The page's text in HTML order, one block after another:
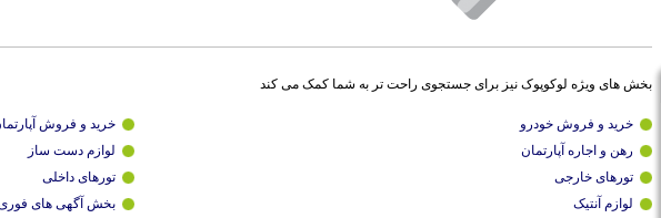
بخش های ویژه لوکوپوک نیز برای جستجوی راحت تر به شما کمک می کند
خرید و فروش خودرو
خرید و فروش
رهن و اجاره آپارتمان
لوازم دست ساز
تورهای خارجی
تورهای داخلی
لوازم آنتیک
بخش آگهی های